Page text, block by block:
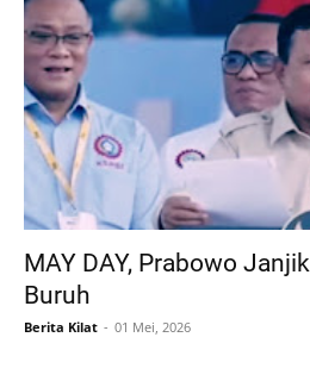
MAY DAY, Prabowo
Buruh
Berita Kilat 01 Mei, 2026